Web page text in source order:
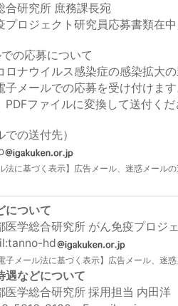
合研究所 庶務課長宛
プロジェクト研究員応募書類在
の応募について
ロナウイルス感染症の感染拡大
子メールでの応募を受け付けます
PDFファイルに変換して送付くだ
での送付先）
法に基づく表示】広告メール、迷惑メールの
について
医学総合研究所 がん免疫プロジ
hd
子メール法に基づく表示】広告メール、迷
遇などについて
医学総合研究所 採用担当 内田洋